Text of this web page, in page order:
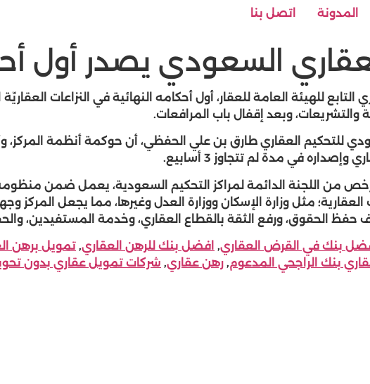
المدونة اتصل بنا
السعودي يصدر أول
للهيئة العامة للعقار، أول أحكامه النهائية في النزاعات
والتشريعات، وبعد إقفال باب المرافعات.
للتحكيم العقاري طارق بن علي الحفظي، أن حوكمة أنظمة
في مدة لم تتجاوز 3 أسابيع.
من اللجنة الدائمة لمراكز التحكيم السعودية، يعمل ضمن
مثل وزارة الإسكان ووزارة العدل وغيرها، مما يجعل المركز
حفظ الحقوق، ورفع الثقة بالقطاع العقاري، وخدمة المستفيدين،
بنك في القرض العقاري, افضل بنك للرهن العقاري, تمويل برهن
بنك الراجحي المدعوم, رهن عقاري, شركات تمويل عقاري بدون